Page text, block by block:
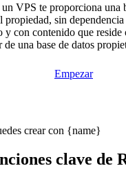
VPS te proporciona una
propiedad, sin
y con contenido que reside
una base de datos
Empezar
clave de